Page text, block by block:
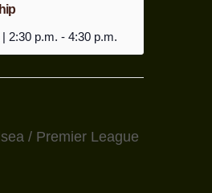
2:30 p.m. - 4:30 p.m.
/ Premier League